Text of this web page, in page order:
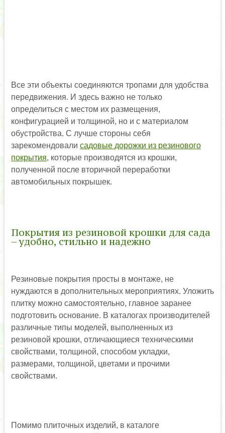
Все эти объекты соединяются тропами для удобства
передвижения. И здесь важно не только
определиться с местом их размещения,
конфигурацией и толщиной, но и с материалом
обустройства. С лучше стороны себя
зарекомендовали садовые дорожки из резинового
покрытия, которые производятся из крошки,
полученной после вторичной переработки
автомобильных покрышек.
Покрытия из резиновой крошки для сада
– удобно, стильно и надежно
Резиновые покрытия просты в монтаже, не
нуждаются в дополнительных мероприятиях. Уложить
плитку можно самостоятельно, главное заранее
подготовить основание. В каталогах производителей
различные типы моделей, выполненных из
резиновой крошки, отличающиеся техническими
свойствами, толщиной, способом укладки,
размерами, толщиной, цветами и прочими
свойствами.
Помимо плиточных изделий, в каталоге